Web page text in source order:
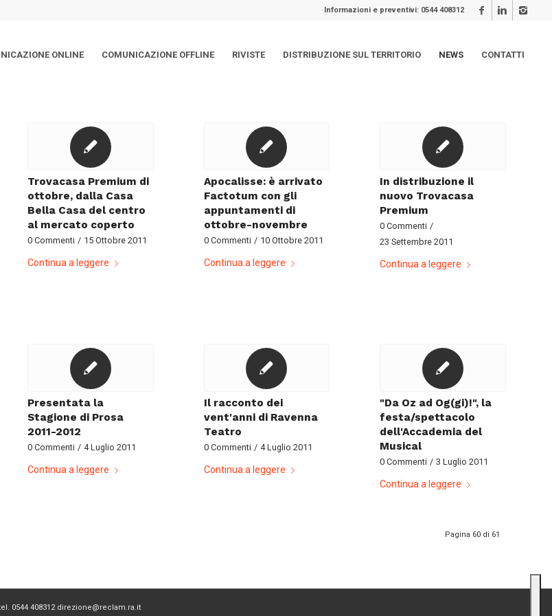
Informazioni e preventivi: 0544 408312
ONLINE COMUNICAZIONE OFFLINE RIVISTE DISTRIBUZIONE SUL TERRITORIO NEWS CONTATTI
Trovacasa Premium di
ottobre, dalla Casa
Bella Casa del centro
al mercato coperto
0 Commenti / 15 Ottobre 2011
Continua a leggere
Apocalisse: è arrivato
Factotum con gli
appuntamenti di
ottobre-novembre
0 Commenti / 10 Ottobre 2011
Continua a leggere
In distribuzione il
nuovo Trovacasa
Premium
0 Commenti /
23 Settembre 2011
Continua a leggere
Presentata la
Stagione di Prosa
2011-2012
0 Commenti / 4 Luglio 2011
Continua a leggere
Il racconto dei
vent'anni di Ravenna
Teatro
0 Commenti / 4 Luglio 2011
Continua a leggere
"Da Oz ad Og(gi)!", la
festa/spettacolo
dell'Accademia del
Musical
0 Commenti / 3 Luglio 2011
Continua a leggere
Pagina 60 di 61
0544 408312 direzione@reclam.ra.it